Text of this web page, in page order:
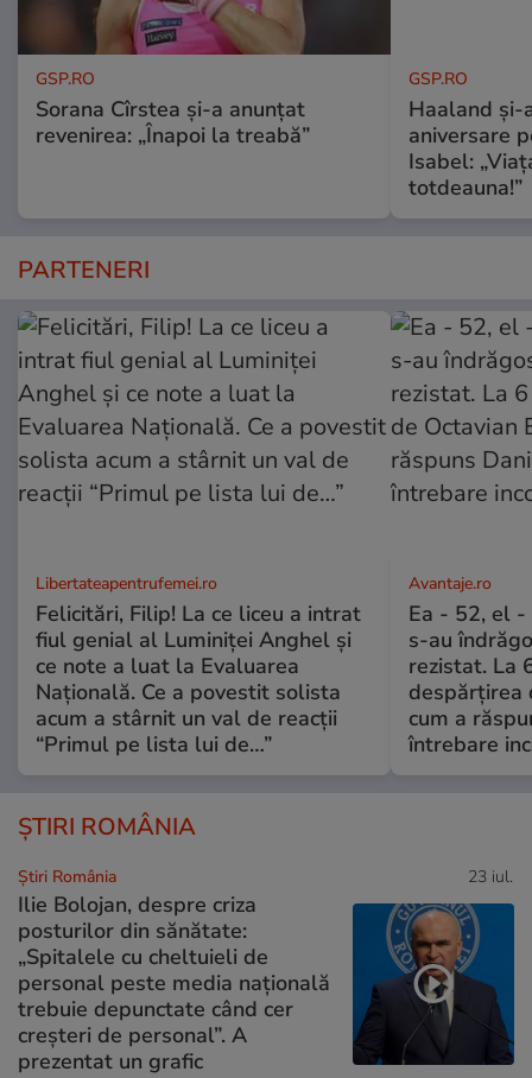
GSP.RO
Sorana Cîrstea și-a anunțat
revenirea: „Înapoi la treabă”
GSP.RO
Haaland
aniversare
Isabel:
totdeauna!”
PARTENERI
Libertateapentrufemei.ro
Felicitări, Filip! La ce liceu a intrat
fiul genial al Luminiței Anghel și
ce note a luat la Evaluarea
Națională. Ce a povestit solista
acum a stârnit un val de reacții
“Primul pe lista lui de…”
Avantaje.ro
Ea - 52, el -
s-au
rezistat. La
despărțirea
cum a
întrebare
ȘTIRI ROMÂNIA
Știri România 23 iul.
Ilie Bolojan, despre criza
posturilor din sănătate:
„Spitalele cu cheltuieli de
personal peste media națională
trebuie depunctate când cer
creșteri de personal”. A
prezentat un grafic